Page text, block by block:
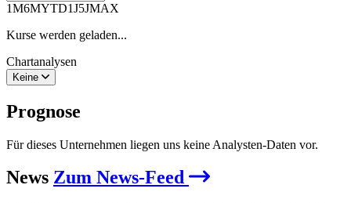
1M6MYTD1J5JMAX
Kurse werden geladen...
Chartanalysen
Keine
Prognose
Für dieses Unternehmen liegen uns keine Analysten-Daten vor.
News Zum News-Feed